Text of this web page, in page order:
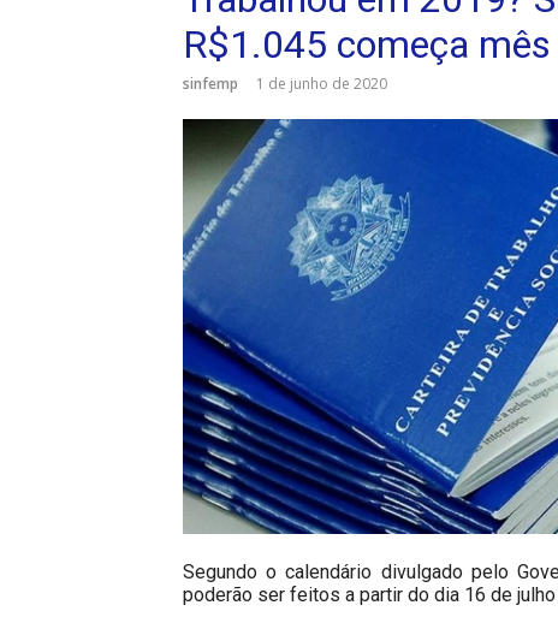
R$1.045 começa
sinfemp 1 de junho de 2020
Segundo o calendário divulgado pelo
poderão ser feitos a partir do dia 16 de